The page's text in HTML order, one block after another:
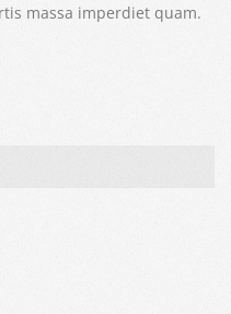
massa imperdiet quam.